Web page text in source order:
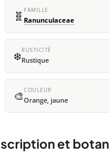
🧬 FAMILLE
Ranunculaceae
❄️RUSTICITÉ
Rustique
🎨COULEUR
Orange, jaune
et